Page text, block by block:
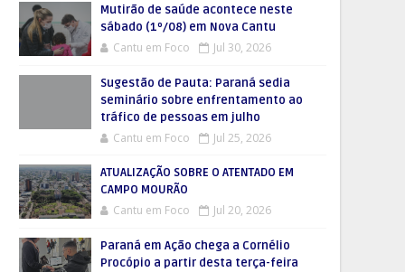
Mutirão de saúde acontece neste
sábado (1º/08) em Nova Cantu
Cantu em Foco Jul 30, 2026
Sugestão de Pauta: Paraná sedia
seminário sobre enfrentamento ao
tráfico de pessoas em julho
Cantu em Foco Jul 25, 2026
ATUALIZAÇÃO SOBRE O ATENTADO EM
CAMPO MOURÃO
Cantu em Foco Jul 20, 2026
Paraná em Ação chega a Cornélio
Procópio a partir desta terça-feira